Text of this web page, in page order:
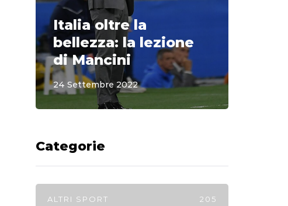
Italia oltre la
bellezza: la lezione
di Mancini
24 Settembre 2022
Categorie
ALTRI SPORT 205